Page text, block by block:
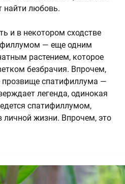
найти любовь.
и в некотором сходстве
— еще одним
растением, которое
безбрачия. Впрочем,
прозвище спатифиллума —
легенда, одинокая
спатифиллумом,
личной жизни. Впрочем, это